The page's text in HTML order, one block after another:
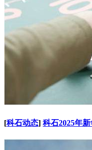
[科石动态] 科石2025年